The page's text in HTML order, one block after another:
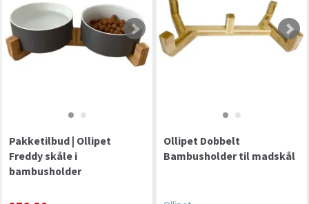
Pakketilbud | Ollipet
Freddy skåle i
bambusholder
Ollipet Dobbelt
Bambusholder til madskål